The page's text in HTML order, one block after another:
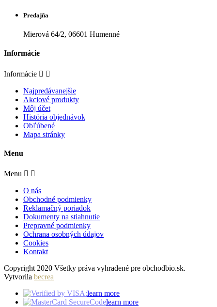
Predajňa
Mierová 64/2, 06601 Humenné
Informácie
Informácie  
Najpredávanejšie
Akciové produkty
Môj účet
História objednávok
Obľúbené
Mapa stránky
Menu
Menu  
O nás
Obchodné podmienky
Reklamačný poriadok
Dokumenty na stiahnutie
Prepravné podmienky
Ochrana osobných údajov
Cookies
Kontakt
Copyright 2020 Všetky práva vyhradené pre obchodbio.sk.
Vytvorila becrea
learn more
learn more